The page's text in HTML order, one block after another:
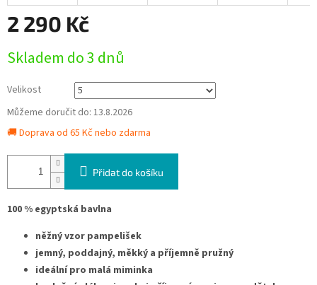
2 290 Kč
cena:
Skladem do 3 dnů
Velikost
Můžeme doručit do: 13.8.2026
🚚 Doprava od 65 Kč nebo zdarma
Přidat do košíku
100 % egyptská bavlna
něžný vzor pampelišek
jemný, poddajný, měkký a příjemně pružný
ideální pro malá miminka